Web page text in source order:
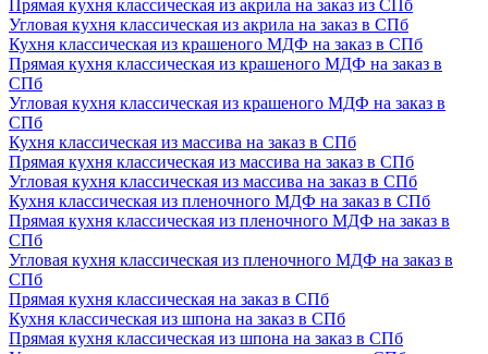
Прямая кухня классическая из акрила на заказ из СПб
Угловая кухня классическая из акрила на заказ в СПб
Кухня классическая из крашеного МДФ на заказ в СПб
Прямая кухня классическая из крашеного МДФ на заказ в
СПб
Угловая кухня классическая из крашеного МДФ на заказ в
СПб
Кухня классическая из массива на заказ в СПб
Прямая кухня классическая из массива на заказ в СПб
Угловая кухня классическая из массива на заказ в СПб
Кухня классическая из пленочного МДФ на заказ в СПб
Прямая кухня классическая из пленочного МДФ на заказ в
СПб
Угловая кухня классическая из пленочного МДФ на заказ в
СПб
Прямая кухня классическая на заказ в СПб
Кухня классическая из шпона на заказ в СПб
Прямая кухня классическая из шпона на заказ в СПб